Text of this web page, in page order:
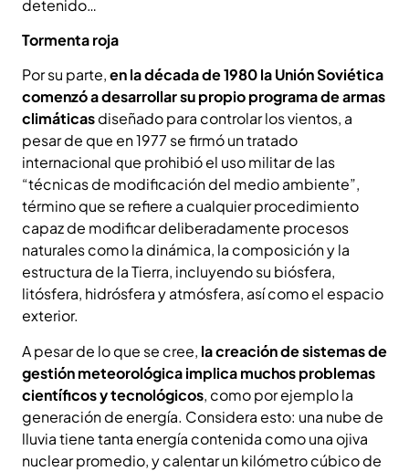
detenido…
Tormenta roja
Por su parte,en la década de 1980 la Unión Soviética
comenzó a desarrollar su propio programa de armas
climáticasdiseñado para controlar los vientos, a
pesar de que en 1977 se firmó un tratado
internacional que prohibió el uso militar de las
“técnicas de modificación del medio ambiente”,
término que se refiere a cualquier procedimiento
capaz de modificar deliberadamente procesos
naturales como la dinámica, la composición y la
estructura de la Tierra, incluyendo su biósfera,
litósfera, hidrósfera y atmósfera, así como el espacio
exterior.
A pesar de lo que se cree, la creación de sistemas de
gestión meteorológica implica muchos problemas
científicos y tecnológicos, como por ejemplo la
generación de energía. Considera esto: una nube de
lluvia tiene tanta energía contenida como una ojiva
nuclear promedio, y calentar un kilómetro cúbico de